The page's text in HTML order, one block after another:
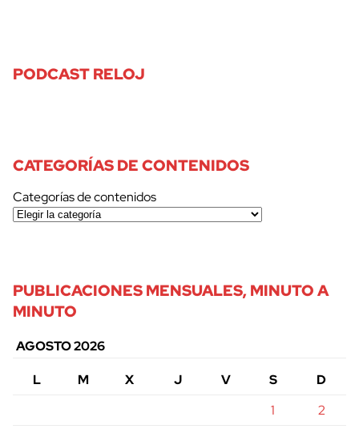
PODCAST RELOJ
CATEGORÍAS DE CONTENIDOS
Categorías de contenidos
PUBLICACIONES MENSUALES, MINUTO A
MINUTO
AGOSTO 2026
L
M X J V S
D
1
2